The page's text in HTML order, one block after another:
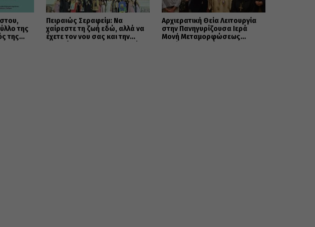
της
της
Πειραιώς Σεραφείμ: Να
χαίρεστε τη ζωή εδώ, αλλά να
έχετε τον νου σας και την
Αρχιερατική Θεία Λειτουργία
στην Πανηγυρίζουσα Ιερά
Μονή Μεταμορφώσεως